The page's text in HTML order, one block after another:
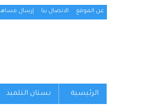
عن الموقع الاتصال بنا إرسال
الرئيسية بستان التلميذ